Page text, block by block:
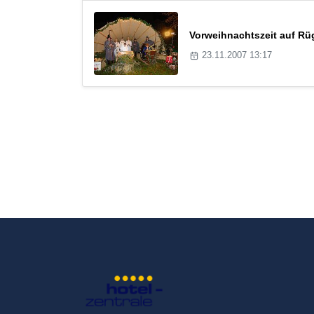
Vorweihnachtszeit auf
23.11.2007 13:17